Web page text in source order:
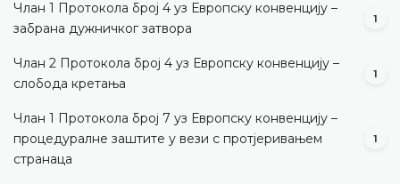
Члан 1 Протокола број 4 уз Европску конвенцију –
забрана дужничког затвора
1
Члан 2 Протокола број 4 уз Европску конвенцију –
слобода кретања
1
Члан 1 Протокола број 7 уз Европску конвенцију –
процедуралне заштите у вези с протјеривањем
странаца
1